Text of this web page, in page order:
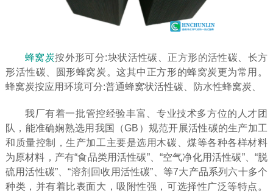
蜂窝炭按外形可分:块状活性碳、正方形的活性碳、长方
形活性碳、圆形蜂窝炭。这其中正方形的蜂窝炭更为常用。
蜂窝炭按应用环境可分:普通蜂窝状活性碳、防水性蜂窝炭、
我厂有着一批管控经验丰富、专业技术多方位的人才团
队，能准确娴熟选用我国（GB）规范开展活性碳的生产加工
和质量控制，生产加工主要是选用木碳、煤等各种各样材料
为原材料，产有“食品类用活性碳”、“空气净化用活性碳”、“脱
硫用活性碳”、“溶剂回收用活性碳”、等7大产品系列六十多个
种类，并有着比表面大，吸附性强，可选择性广泛等特点。